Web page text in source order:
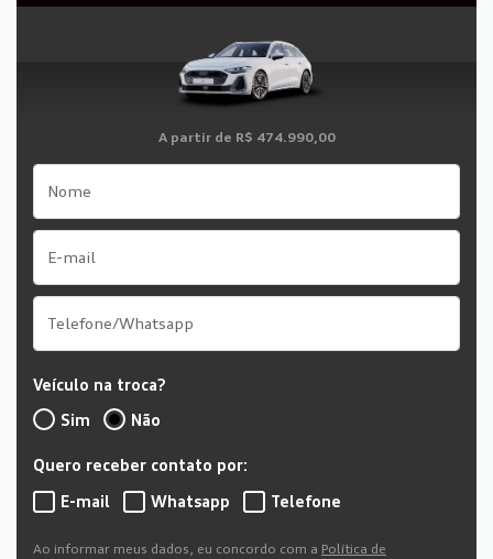
A partir de R$ 474.990,00
Veículo na troca?
Sim
Não
Quero receber contato por:
E-mail
Whatsapp Telefone
Ao informar meus dados, eu concordo com a Política de